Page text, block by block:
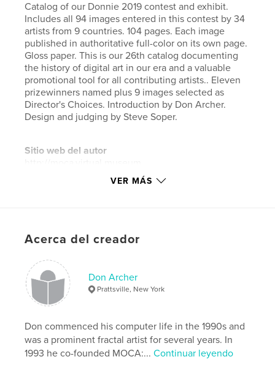
Catalog of our Donnie 2019 contest and exhibit.
Includes all 94 images entered in this contest by 34
artists from 9 countries. 104 pages. Each image
published in authoritative full-color on its own page.
Gloss paper. This is our 26th catalog documenting
the history of digital art in our era and a valuable
promotional tool for all contributing artists.. Eleven
prizewinners named plus 9 images selected as
Director's Choices. Introduction by Don Archer.
Design and judging by Steve Soper.
Sitio web del autor
Características:Apaisado estándar, 25×20 cm
Fecha de publicación:
Idioma
English
Palabras clave
Computer art , Digital art
VER MÁS
Acerca del creador
Don Archer
Prattsville, New York
Don commenced his computer life in the 1990s and
was a prominent fractal artist for several years. In
1993 he co-founded MOCA:...Continuar leyendo